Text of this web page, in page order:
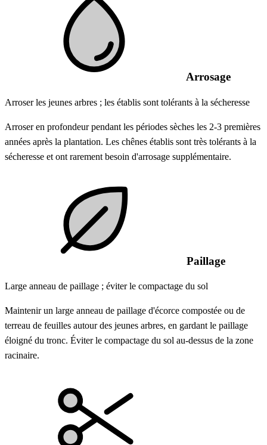
Arrosage
Arroser les jeunes arbres ; les établis sont tolérants à la sécheresse
Arroser en profondeur pendant les périodes sèches les 2-3 premières
années après la plantation. Les chênes établis sont très tolérants à la
sécheresse et ont rarement besoin d'arrosage supplémentaire.
Paillage
Large anneau de paillage ; éviter le compactage du sol
Maintenir un large anneau de paillage d'écorce compostée ou de
terreau de feuilles autour des jeunes arbres, en gardant le paillage
éloigné du tronc. Éviter le compactage du sol au-dessus de la zone
racinaire.